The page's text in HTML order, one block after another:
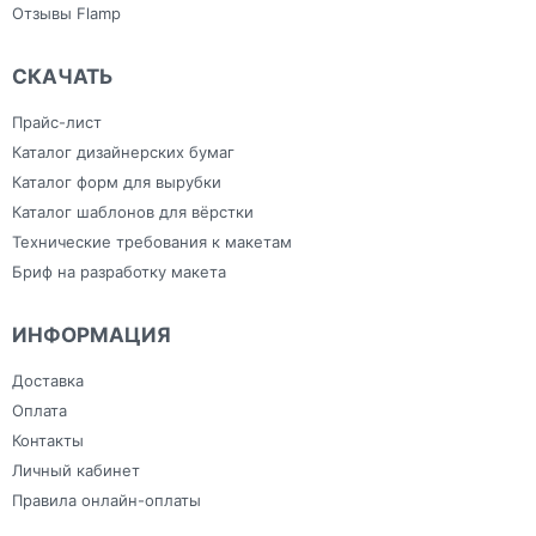
Отзывы Flamp
СКАЧАТЬ
Прайс-лист
Каталог дизайнерских бумаг
Каталог форм для вырубки
Каталог шаблонов для вёрстки
Технические требования к макетам
Бриф на разработку макета
ИНФОРМАЦИЯ
Доставка
Оплата
Контакты
Личный кабинет
Правила онлайн-оплаты